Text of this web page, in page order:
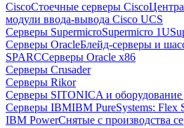
CiscoСтоечные серверы Cisco
модули ввода-вывода Cisco UCS
Серверы SupermicroSupermicro 1U
Серверы OracleБлейд-серверы и
SPARCСерверы Oracle x86
Серверы Crusader
Серверы Rikor
Серверы SITONICA и оборудование
Серверы IBMIBM PureSystems: Flex
IBM PowerСнятые с производства